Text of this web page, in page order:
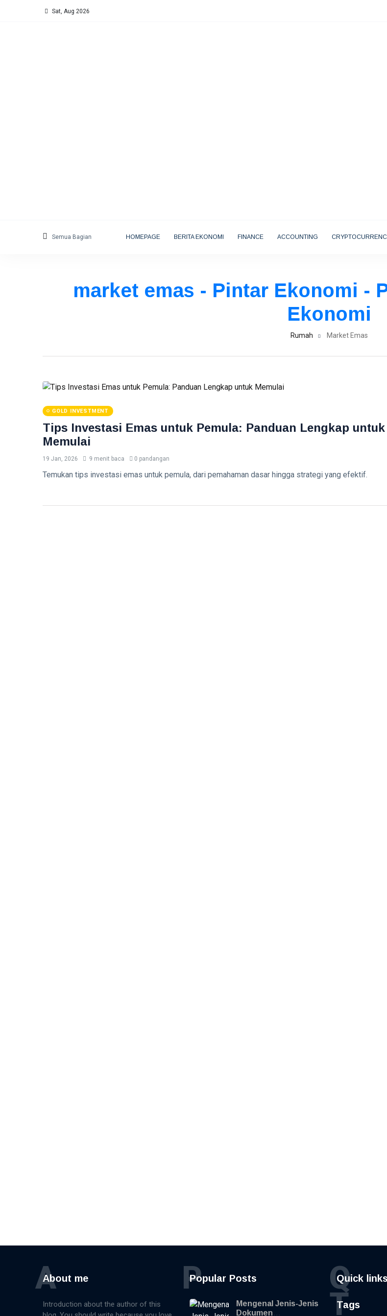
Sat, Aug 2026
Semua Bagian HOMEPAGE BERITA EKONOMI FINANCE ACCOUNTING
market emas - Pintar Ekonomi -
Ekonomi
Rumah Market Emas
GOLD INVESTMENT
Tips Investasi Emas untuk Pemula: Panduan Lengkap untuk
Memulai
19 Jan, 2026 9 menit baca 0 pandangan
Temukan tips investasi emas untuk pemula, dari pemahaman dasar hingga strategi yang efektif.
About me
A
Introduction about the author of this
Popular Posts
P
Mengenal Jenis-Jenis
Dokumen
Quick links
Q
Tags
T